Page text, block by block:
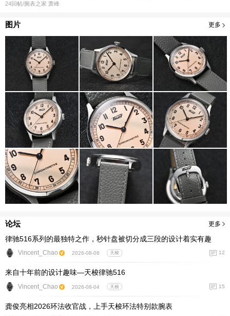
24回帖/腕表之家 萧峰
图片 更多
论坛 更多
律驰516系列的最独特之作，秒针盘被切分成三段的设计着实有趣
Vincent_Chao 2026-08-08 天梭 12
来自十年前的设计趣味—天梭律驰516
Vincent_Chao 2026-08-04 天梭 15
龚俊亮相2026环法收官战，上手天梭环法特别款腕表